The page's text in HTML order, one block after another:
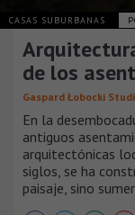
CASAS SUBURBANAS
de los
Gaspard Łobocki
En la
antiguos
arquitectónicas
siglos, se ha
paisaje, sino